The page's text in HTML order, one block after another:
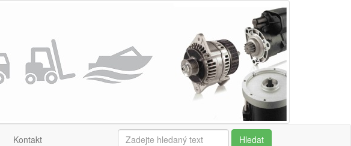
Kontakt Hledat